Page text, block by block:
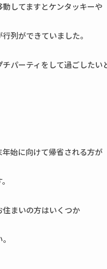
してますとケンタッキーや
列ができていました。
パーティをして過ごしたい
始に向けて帰省される方が
まいの方はいくつか